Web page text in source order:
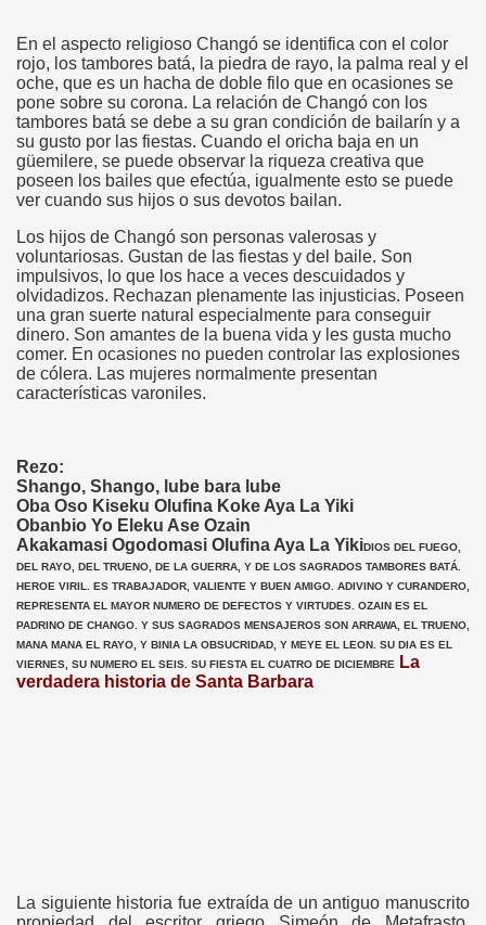
En el aspecto religioso Changó se identifica con el color
rojo, los tambores batá, la piedra de rayo, la palma real y el
oche, que es un hacha de doble filo que en ocasiones se
pone sobre su corona. La relación de Changó con los
tambores batá se debe a su gran condición de bailarín y a
su gusto por las fiestas. Cuando el oricha baja en un
güemilere, se puede observar la riqueza creativa que
poseen los bailes que efectúa, igualmente esto se puede
ver cuando sus hijos o sus devotos bailan.
Los hijos de Changó son personas valerosas y
voluntariosas. Gustan de las fiestas y del baile. Son
impulsivos, lo que los hace a veces descuidados y
olvidadizos. Rechazan plenamente las injusticias. Poseen
una gran suerte natural especialmente para conseguir
dinero. Son amantes de la buena vida y les gusta mucho
comer. En ocasiones no pueden controlar las explosiones
de cólera. Las mujeres normalmente presentan
características varoniles.
Rezo:
Shango, Shango, lube bara lube
Oba Oso Kiseku Olufina Koke Aya La Yiki
Obanbio Yo Eleku Ase Ozain
Akakamasi Ogodomasi Olufina Aya La YikiDIOS DEL FUEGO,
DEL RAYO, DEL TRUENO, DE LA GUERRA, Y DE LOS SAGRADOS TAMBORES BATÁ.
HEROE VIRIL. ES TRABAJADOR, VALIENTE Y BUEN AMIGO. ADIVINO Y CURANDERO,
REPRESENTA EL MAYOR NUMERO DE DEFECTOS Y VIRTUDES. OZAIN ES EL
PADRINO DE CHANGO. Y SUS SAGRADOS MENSAJEROS SON ARRAWA, EL TRUENO,
MANA MANA EL RAYO, Y BINIA LA OBSUCRIDAD, Y MEYE EL LEON. SU DIA ES EL
VIERNES, SU NUMERO EL SEIS. SU FIESTA EL CUATRO DE DICIEMBRE
La
verdadera historia de Santa Barbara
La siguiente historia fue extraída de un antiguo manuscrito